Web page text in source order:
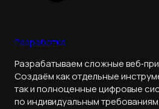
Разработка
Разрабатываем сложные
Создаём как отдельные
так и полноценные цифровые
по индивидуальным требованиям.